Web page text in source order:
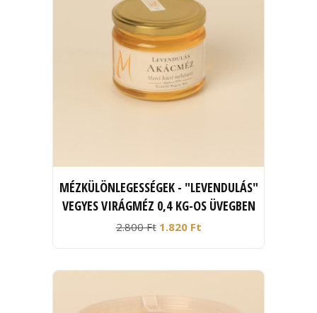
MÉZKÜLÖNLEGESSÉGEK - "LEVENDULÁS"
VEGYES VIRÁGMÉZ 0,4 KG-OS ÜVEGBEN
2.800 Ft 1.820 Ft